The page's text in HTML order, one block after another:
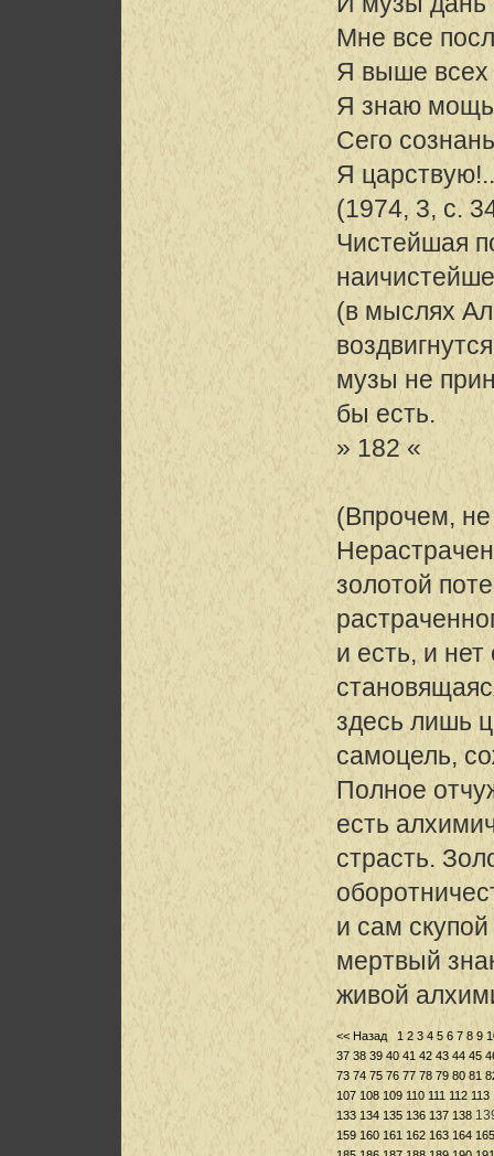
Мне все
Я выше всех
Я знаю
Сего
Я царствую!..
(1974, 3, с.
Чистейшая
(в мыслях
музы не
бы есть.
» 182 «
(Впрочем, не
золотой
и есть, и
здесь лишь
самоцель,
Полное
есть
страсть.
и сам
мертвый
живой
<< Назад 1 2 3 4 5 6 7 8 9
37 38 39 40 41 42 43 44 45
73 74 75 76 77 78 79 80 81
107 108 109 110 111 112 113
133 134 135 136 137 138
159 160 161 162 163 164 165